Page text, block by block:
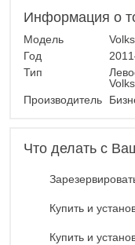
Информация о
Модель
Год
Тип
Производитель
Что делать с
Купить и
Купить и